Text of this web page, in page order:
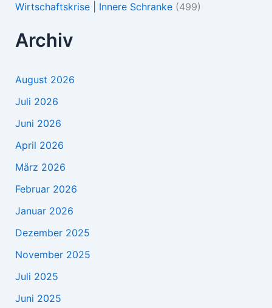
Wirtschaftskrise | Innere Schranke(499)
Archiv
August 2026
Juli 2026
Juni 2026
April 2026
März 2026
Februar 2026
Januar 2026
Dezember 2025
November 2025
Juli 2025
Juni 2025